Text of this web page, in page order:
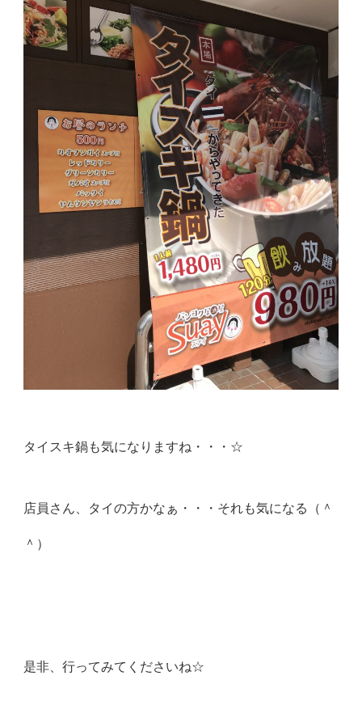
タイスキ鍋も気になりますね・・・☆
店員さん、タイの方かなぁ・・・それも気になる（＾
＾）
是非、行ってみてくださいね☆